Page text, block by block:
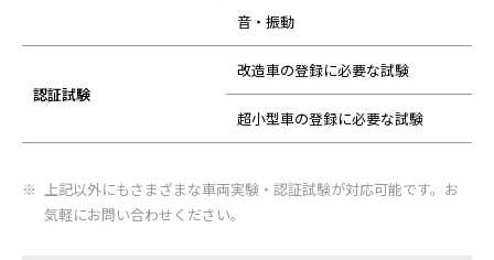
音・振動
認証試験
改造車の登録に必要な試験
超小型車の登録に必要な試験
上記以外にもさまざまな車両実験・認証試験が対応可能です。お
気軽にお問い合わせください。